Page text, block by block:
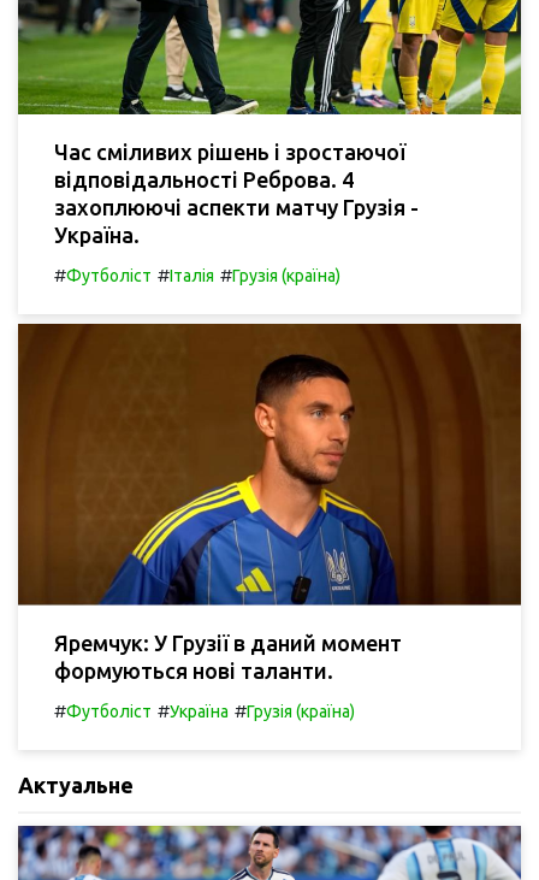
Час сміливих рішень і зростаючої
відповідальності Реброва. 4
захоплюючі аспекти матчу Грузія -
Україна.
#Футболіст #Італія #Грузія (країна)
Яремчук: У Грузії в даний момент
формуються нові таланти.
#Футболіст #Україна #Грузія (країна)
Актуальне